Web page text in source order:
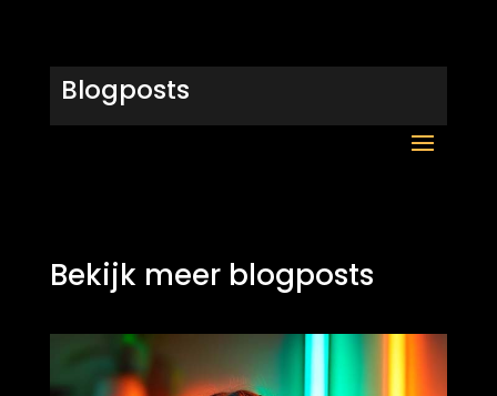
Blogposts
Bekijk meer blogposts